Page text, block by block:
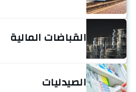
القباضات المالية
الصيدليات